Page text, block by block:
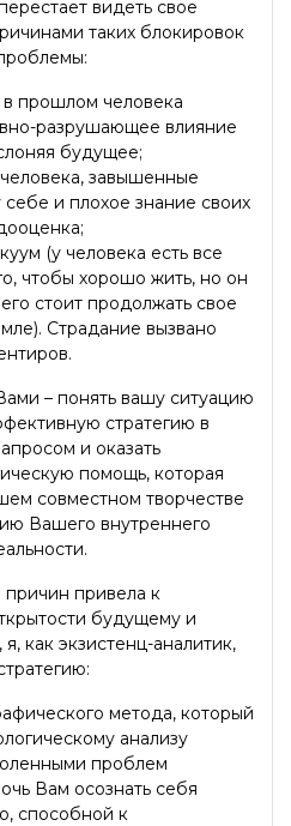
видеть свое
таких блокировок
в прошлом человека
разрушающее влияние
будущее;
завышенные
и плохое знание своих
(у человека есть все
чтобы хорошо жить, но он
стоит продолжать свое
Страдание вызвано
– понять вашу ситуацию
стратегию в
и оказать
помощь, которая
совместном творчестве
Вашего внутреннего
причин привела к
будущему и
как экзистенц-аналитик,
метода, который
анализу
проблем
Вам осознать себя
способной к